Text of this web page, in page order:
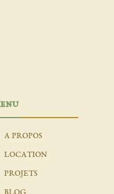
A PROPOS
LOCATION
PROJETS
BLOG